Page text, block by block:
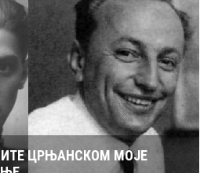
ЦРЊАНСКОМ МОЈЕ